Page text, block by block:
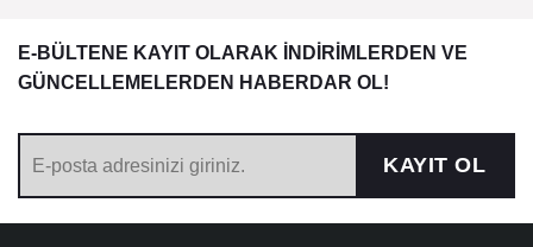
E-BÜLTENE KAYIT OLARAK İNDİRİMLERDEN VE
GÜNCELLEMELERDEN HABERDAR OL!
KAYIT OL